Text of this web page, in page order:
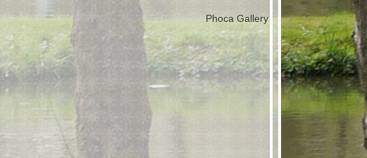
Powered by Phoca Gallery